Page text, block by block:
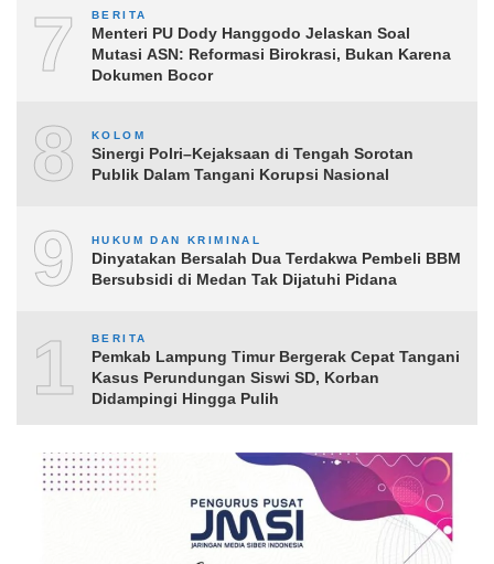
7 BERITA
Menteri PU Dody Hanggodo Jelaskan Soal
Mutasi ASN: Reformasi Birokrasi, Bukan Karena
Dokumen Bocor
8 KOLOM
Sinergi Polri–Kejaksaan di Tengah Sorotan
Publik Dalam Tangani Korupsi Nasional
9 HUKUM DAN KRIMINAL
Dinyatakan Bersalah Dua Terdakwa Pembeli BBM
Bersubsidi di Medan Tak Dijatuhi Pidana
10BERITA
Pemkab Lampung Timur Bergerak Cepat Tangani
Kasus Perundungan Siswi SD, Korban
Didampingi Hingga Pulih